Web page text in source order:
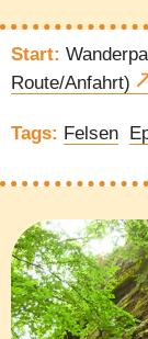
Start:
Route/Anfahrt)
Tags: Felsen